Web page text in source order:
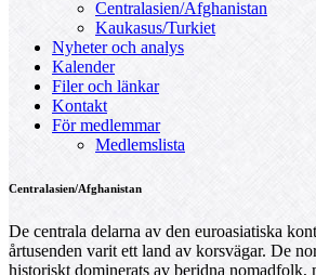
Centralasien/Afghanistan
Kaukasus/Turkiet
Nyheter och analys
Kalender
Filer och länkar
Kontakt
För medlemmar
Medlemslista
Centralasien/Afghanistan
De centrala delarna av den euroasiatiska
årtusenden varit ett land av korsvägar. De
historiskt dominerats av beridna nomadfolk,